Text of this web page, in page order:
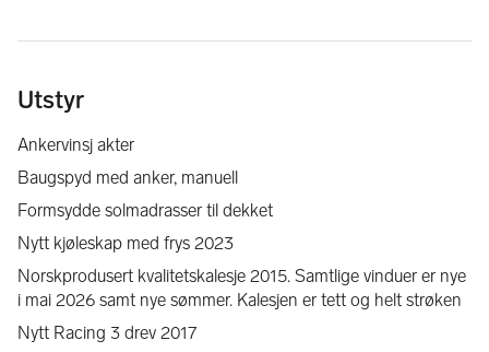
Utstyr
Ankervinsj akter
Baugspyd med anker, manuell
Formsydde solmadrasser til dekket
Nytt kjøleskap med frys 2023
Norskprodusert kvalitetskalesje 2015. Samtlige vinduer er nye
i mai 2026 samt nye sømmer. Kalesjen er tett og helt strøken
Nytt Racing 3 drev 2017